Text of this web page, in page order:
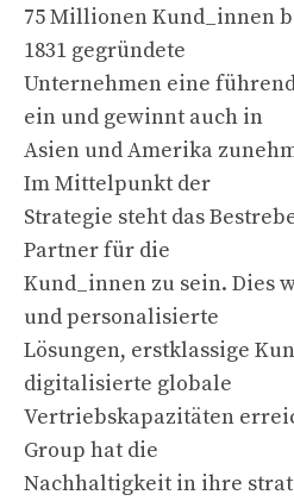
75 Millionen Kund_innen
1831 gegründete
Unternehmen eine
ein und gewinnt auch in
Asien und Amerika
Im Mittelpunkt der
Strategie steht das
Partner für die
Kund_innen zu sein. Dies
und personalisierte
Lösungen, erstklassige
digitalisierte globale
Vertriebskapazitäten
Group hat die
Nachhaltigkeit in ihre